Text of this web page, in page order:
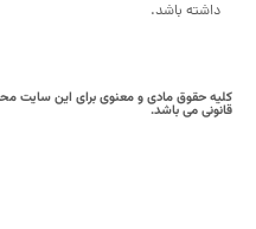
باشد.
مادی و معنوی برای این سایت محفوظ می
می باشد.